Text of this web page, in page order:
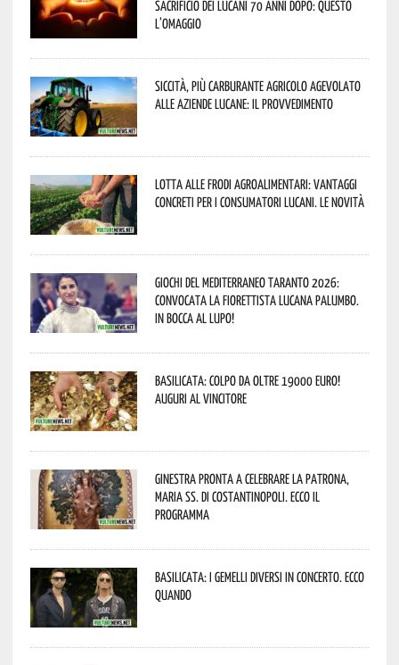
sacrificio dei lucani 70 anni dopo: questo
l’omaggio
Siccità, più carburante agricolo agevolato
alle aziende lucane: il provvedimento
Lotta alle frodi agroalimentari: vantaggi
concreti per i consumatori lucani. Le novità
Giochi del Mediterraneo Taranto 2026:
convocata la fiorettista lucana Palumbo.
In bocca al lupo!
Basilicata: colpo da oltre 19000 Euro!
Auguri al vincitore
Ginestra pronta a celebrare la Patrona,
Maria SS. di Costantinopoli. Ecco il
programma
Basilicata: i Gemelli DiVersi in concerto. Ecco
quando